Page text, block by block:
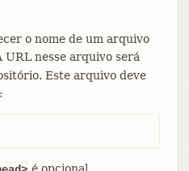
o nome de um arquivo
URL nesse arquivo será
Este arquivo deve
é opcional.